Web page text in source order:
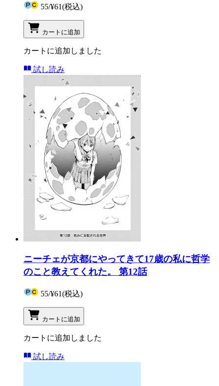
55/¥61(税込)
カートに追加
カートに追加しました
試し読み
ニーチェが京都にやってきて17歳の私に哲学
のこと教えてくれた。 第12話
55/¥61(税込)
カートに追加
カートに追加しました
試し読み